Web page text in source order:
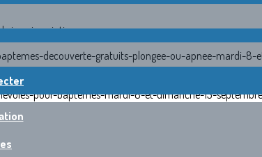
inscriptions.
decouverte-gratuits-plongee-ou-apnee-mardi-8-
pour-baptemes-mardi-8-et-dimanche-13-